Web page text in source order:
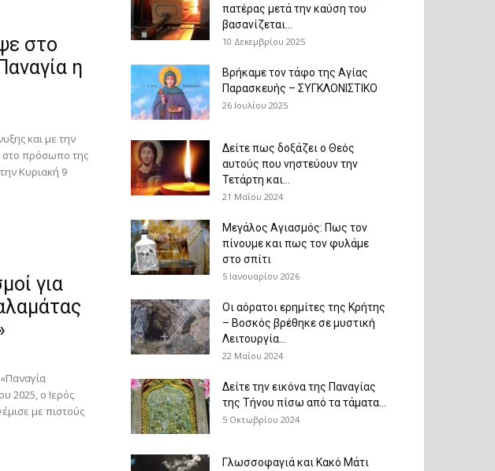
στο
η
και με την
στο πρόσωπο της
Κυριακή 9
για
2025, ο Ιερός
με πιστούς
πατέρας μετά την καύση του
βασανίζεται...
10 Δεκεμβρίου 2025
Βρήκαμε τον τάφο της Αγίας
Παρασκευής – ΣΥΓΚΛΟΝΙΣΤΙΚΟ
26 Ιουλίου 2025
Δείτε πως δοξάζει ο Θεός
αυτούς που νηστεύουν την
Τετάρτη και...
21 Μαΐου 2024
Μεγάλος Αγιασμός: Πως τον
πίνουμε και πως τον φυλάμε
στο σπίτι
5 Ιανουαρίου 2026
Οι αόρατοι ερημίτες της Κρήτης
– Βοσκός βρέθηκε σε μυστική
Λειτουργία...
22 Μαΐου 2024
Δείτε την εικόνα της Παναγίας
της Τήνου πίσω από τα τάματα...
5 Οκτωβρίου 2024
Γλωσσοφαγιά και Κακό Μάτι